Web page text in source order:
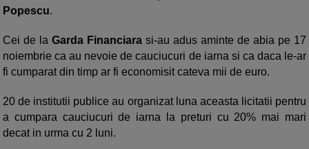
Popescu.
Cei de la Garda Financiara si-au adus aminte de abia pe 17
noiembrie ca au nevoie de cauciucuri de iarna si ca daca le-ar
fi cumparat din timp ar fi economisit cateva mii de euro.
20 de institutii publice au organizat luna aceasta licitatii pentru
a cumpara cauciucuri de iarna la preturi cu 20% mai mari
decat in urma cu 2 luni.